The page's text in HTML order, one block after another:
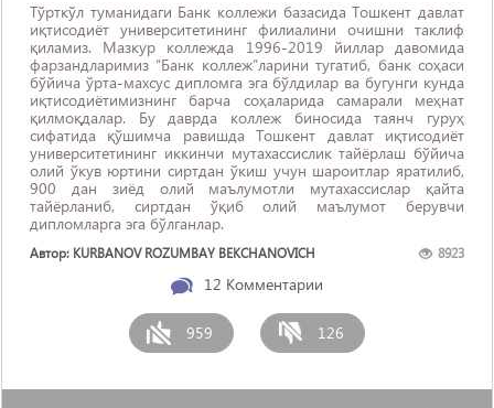
Тўрткўл туманидаги Банк коллежи базасида Тошкент давлат
иқтисодиёт университетининг филиалини очишни таклиф
қиламиз. Мазкур коллежда 1996-2019 йиллар давомида
фарзандларимиз “Банк коллеж”ларини тугатиб, банк соҳаси
бўйича ўрта-махсус дипломга эга бўлдилар ва бугунги кунда
иқтисодиётимизнинг барча соҳаларида самарали меҳнат
қилмоқдалар. Бу даврда коллеж биносида таянч гуруҳ
сифатида қўшимча равишда Тошкент давлат иқтисодиёт
университетининг иккинчи мутахассислик тайёрлаш бўйича
олий ўкув юртини сиртдан ўкиш учун шароитлар яратилиб,
900 дан зиёд олий маълумотли мутахассислар қайта
тайёрланиб, сиртдан ўқиб олий маълумот берувчи
дипломларга эга бўлганлар.
Автор: KURBANOV ROZUMBAY BEKCHANOVICH 8923
12 Комментарии
959 126